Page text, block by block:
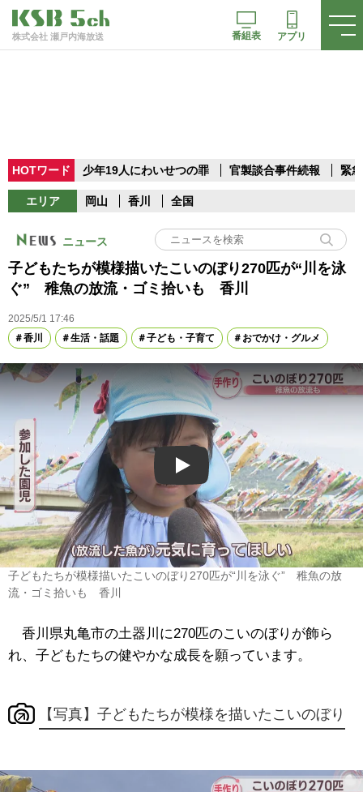
株式会社 瀬戸内海放送 番組表 アプリ
HOTワード 少年19人にわいせつの罪 官製談合事件続報 緊
エリア 岡山 香川 全国
ニュース
子どもたちが模様描いたこいのぼり270匹が“川を泳
ぐ” 稚魚の放流・ゴミ拾いも 香川
2025/5/1 17:46
香川
生活・話題 子ども・子育て おでかけ・グルメ
Play
子どもたちが模様描いたこいのぼり270匹が“川を泳ぐ” 稚魚の放
流・ゴミ拾いも 香川
香川県丸亀市の土器川に270匹のこいのぼりが飾ら
れ、子どもたちの健やかな成長を願っています。
【写真】子どもたちが模様を描いたこいのぼり